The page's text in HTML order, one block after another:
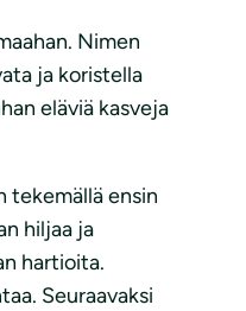
Nimen
ja koristella
eläviä kasveja
tekemällä ensin
hiljaa ja
hartioita.
Seuraavaksi